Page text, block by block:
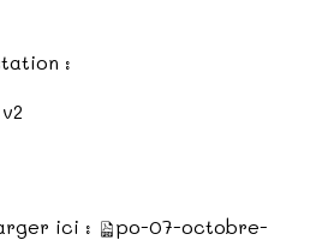
:
ici :
po-07-octobre-